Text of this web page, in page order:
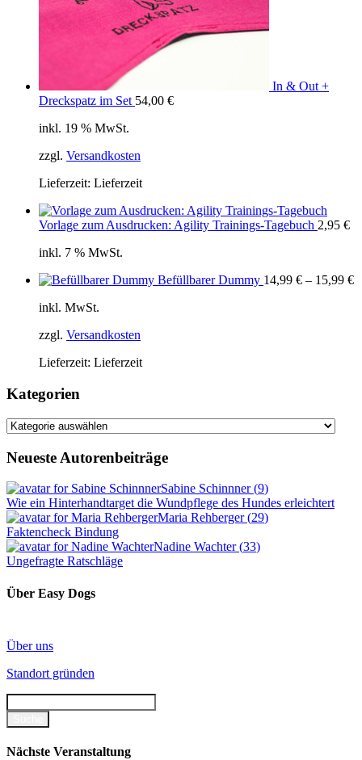
In & Out +
Dreckspatz im Set 54,00 €
inkl. 19 % MwSt.
zzgl. Versandkosten
Lieferzeit: Lieferzeit
Vorlage zum Ausdrucken: Agility Trainings-Tagebuch 2,95 €
inkl. 7 % MwSt.
Befüllbarer Dummy 14,99 € – 15,99 €
inkl. MwSt.
zzgl. Versandkosten
Lieferzeit: Lieferzeit
Kategorien
Kategorien
Neueste Autorenbeiträge
Sabine Schinnner(9)
Wie ein Hinterhandtarget die Wundpflege des Hundes erleichtert
Maria Rehberger(29)
Faktencheck Bindung
Nadine Wachter(33)
Ungefragte Ratschläge
Über Easy Dogs
Über uns
Standort gründen
Nächste Veranstaltung